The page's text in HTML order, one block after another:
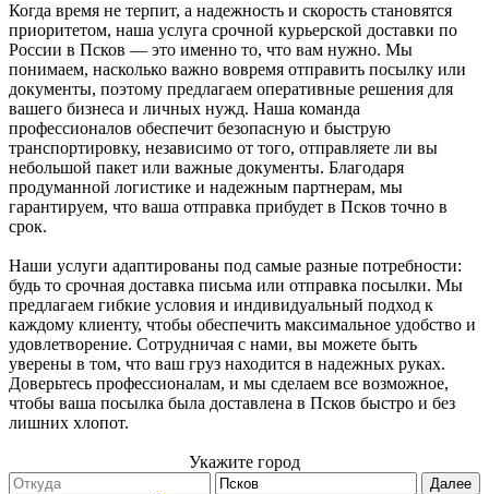
Когда время не терпит, а надежность и скорость становятся
приоритетом, наша услуга срочной курьерской доставки по
России в Псков — это именно то, что вам нужно. Мы
понимаем, насколько важно вовремя отправить посылку или
документы, поэтому предлагаем оперативные решения для
вашего бизнеса и личных нужд. Наша команда
профессионалов обеспечит безопасную и быструю
транспортировку, независимо от того, отправляете ли вы
небольшой пакет или важные документы. Благодаря
продуманной логистике и надежным партнерам, мы
гарантируем, что ваша отправка прибудет в Псков точно в
срок.
Наши услуги адаптированы под самые разные потребности:
будь то срочная доставка письма или отправка посылки. Мы
предлагаем гибкие условия и индивидуальный подход к
каждому клиенту, чтобы обеспечить максимальное удобство и
удовлетворение. Сотрудничая с нами, вы можете быть
уверены в том, что ваш груз находится в надежных руках.
Доверьтесь профессионалам, и мы сделаем все возможное,
чтобы ваша посылка была доставлена в Псков быстро и без
лишних хлопот.
Укажите город
Далее